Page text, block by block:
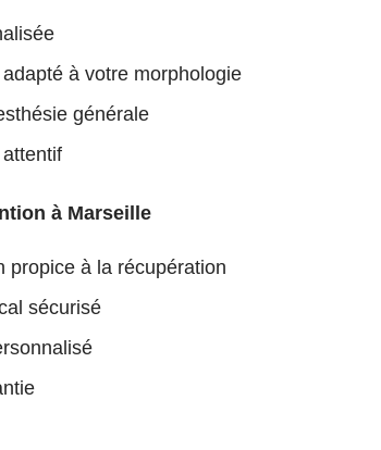
à votre morphologie
générale
à Marseille
propice à la récupération
sécurisé